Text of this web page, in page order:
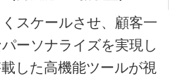
スケールさせ、顧客一
ーソナライズを実現し
した高機能ツールが視